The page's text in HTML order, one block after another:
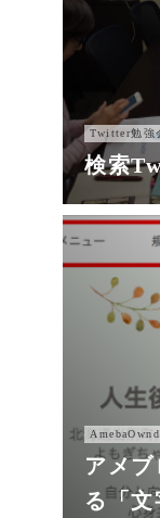
Twitter勉強
検索
アメ
る「